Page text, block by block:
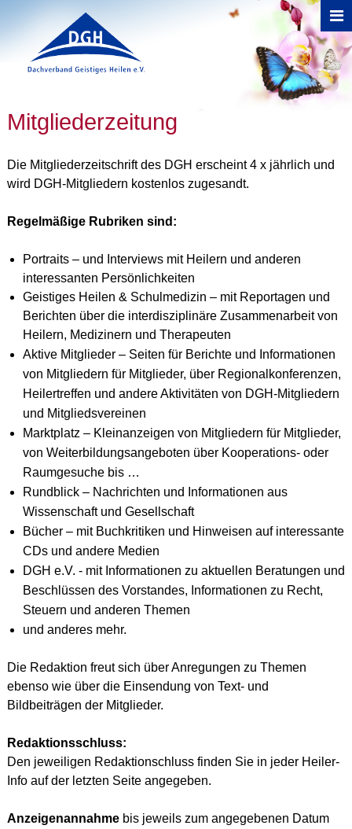
Sie sind hier
Mitgliederzeitung
Die Mitgliederzeitschrift des DGH erscheint 4 x jährlich und
wird DGH-Mitgliedern kostenlos zugesandt.
Regelmäßige Rubriken sind:
Portraits – und Interviews mit Heilern und anderen
interessanten Persönlichkeiten
Geistiges Heilen & Schulmedizin – mit Reportagen und
Berichten über die interdisziplinäre Zusammenarbeit von
Heilern, Medizinern und Therapeuten
Aktive Mitglieder – Seiten für Berichte und Informationen
von Mitgliedern für Mitglieder, über Regionalkonferenzen,
Heilertreffen und andere Aktivitäten von DGH-Mitgliedern
und Mitgliedsvereinen
Marktplatz – Kleinanzeigen von Mitgliedern für Mitglieder,
von Weiterbildungsangeboten über Kooperations- oder
Raumgesuche bis …
Rundblick – Nachrichten und Informationen aus
Wissenschaft und Gesellschaft
Bücher – mit Buchkritiken und Hinweisen auf interessante
CDs und andere Medien
DGH e.V. - mit Informationen zu aktuellen Beratungen und
Beschlüssen des Vorstandes, Informationen zu Recht,
Steuern und anderen Themen
und anderes mehr.
Die Redaktion freut sich über Anregungen zu Themen
ebenso wie über die Einsendung von Text- und
Bildbeiträgen der Mitglieder.
Redaktionsschluss:
Den jeweiligen Redaktionschluss finden Sie in jeder Heiler-
Info auf der letzten Seite angegeben.
Anzeigenannahme bis jeweils zum angegebenen Datum